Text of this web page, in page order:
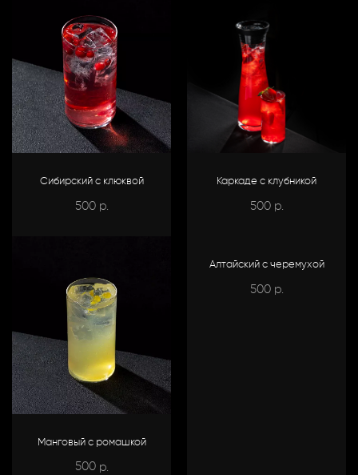
Сибирский с клюквой
500 р.
Каркаде с клубникой
500 р.
Манговый с ромашкой
500 р.
Алтайский с черемухой
500 р.